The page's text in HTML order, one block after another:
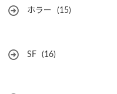
ホラー (15)
SF (16)